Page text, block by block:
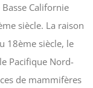
Californie
siècle. La raison
18ème siècle, le
Pacifique Nord-
de mammifères